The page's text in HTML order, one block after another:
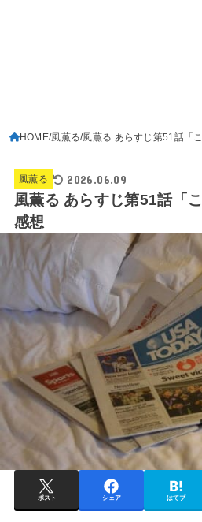
HOME 風薫る 風薫る あらすじ第51話「
風薫る 2026.06.09
風薫る あらすじ第51話「
感想
ポスト シェア はてブ